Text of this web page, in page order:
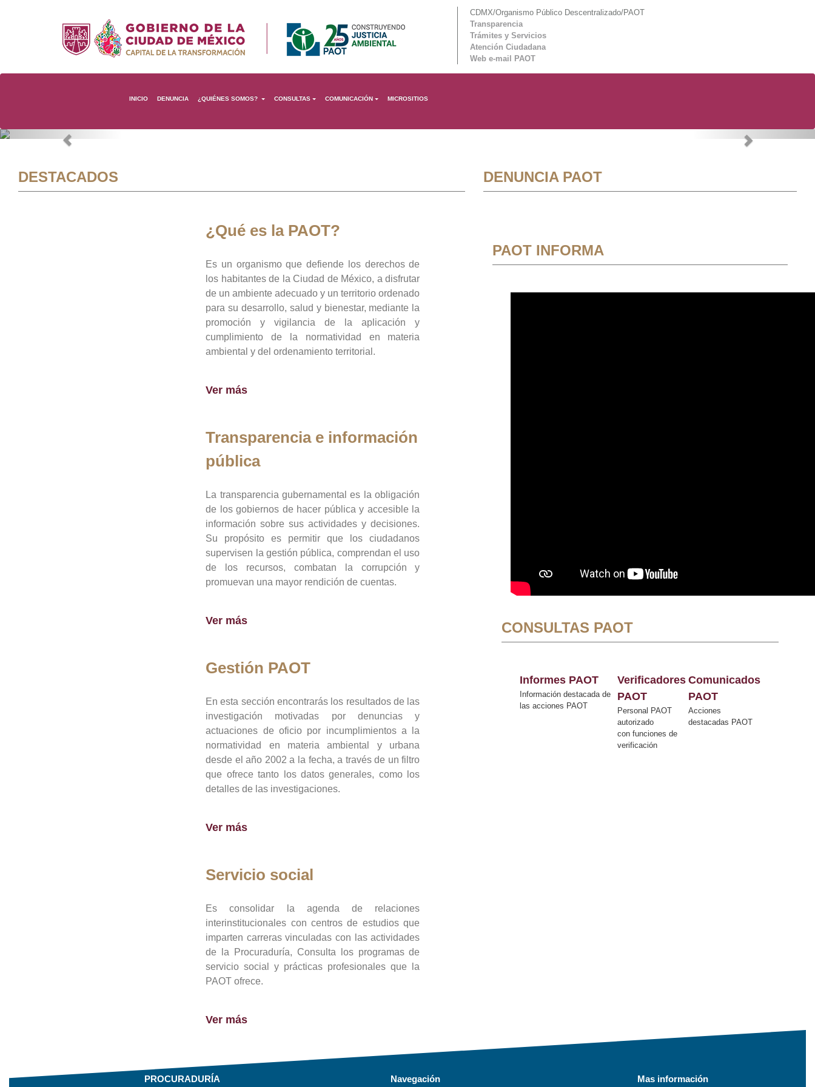
CDMX/Organismo Público Descentralizado/PAOT
Transparencia
Trámites y Servicios
Atención Ciudadana
Web e-mail PAOT
INICIO DENUNCIA ¿QUIÉNES SOMOS? CONSULTAS COMUNICACIÓN MICROSITIOS
Previous Next
DESTACADOS
¿Qué es la PAOT?
Es un organismo que defiende los derechos de
los habitantes de la Ciudad de México, a disfrutar
de un ambiente adecuado y un territorio ordenado
para su desarrollo, salud y bienestar, mediante la
promoción y vigilancia de la aplicación y
cumplimiento de la normatividad en materia
ambiental y del ordenamiento territorial.
Ver más
Transparencia e información
pública
La transparencia gubernamental es la obligación
de los gobiernos de hacer pública y accesible la
información sobre sus actividades y decisiones.
Su propósito es permitir que los ciudadanos
supervisen la gestión pública, comprendan el uso
de los recursos, combatan la corrupción y
promuevan una mayor rendición de cuentas.
Ver más
Gestión PAOT
En esta sección encontrarás los resultados de las
investigación motivadas por denuncias y
actuaciones de oficio por incumplimientos a la
normatividad en materia ambiental y urbana
desde el año 2002 a la fecha, a través de un filtro
que ofrece tanto los datos generales, como los
detalles de las investigaciones.
Ver más
Servicio social
Es consolidar la agenda de relaciones
interinstitucionales con centros de estudios que
imparten carreras vinculadas con las actividades
de la Procuraduría, Consulta los programas de
servicio social y prácticas profesionales que la
PAOT ofrece.
Ver más
DENUNCIA PAOT
PAOT INFORMA
CONSULTAS PAOT
Informes PAOT
Información destacada de
las acciones PAOT
Verificadores
PAOT
Personal PAOT
autorizado
con funciones de
verificación
Comunicados
PAOT
Acciones
destacadas PAOT
PROCURADURÍA Navegación Mas información